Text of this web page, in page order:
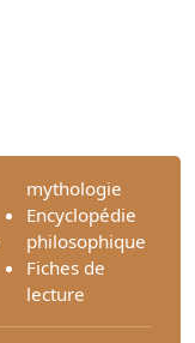
mythologie
Encyclopédie
philosophique
Fiches de
lecture